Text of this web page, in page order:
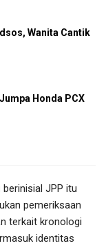
Wanita Cantik
Honda PCX
JPP itu
pemeriksaan
terkait kronologi
identitas